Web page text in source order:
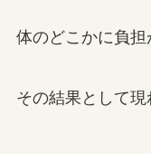
体のどこかに負担
その結果として現